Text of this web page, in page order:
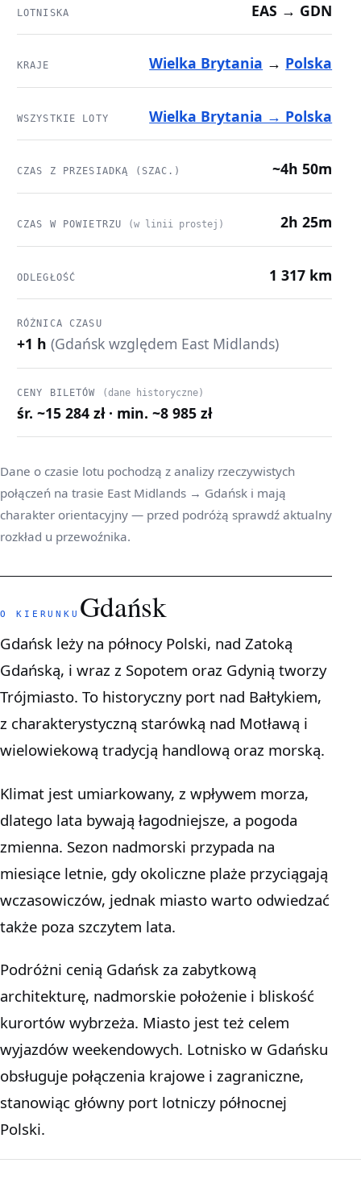
LOTNISKA EAS → GDN
KRAJE Wielka Brytania → Polska
WSZYSTKIE LOTY Wielka Brytania → Polska
CZAS Z PRZESIADKĄ (SZAC.) ~4h 50m
CZAS W POWIETRZU (w linii prostej) 2h 25m
ODLEGŁOŚĆ 1 317 km
RÓŻNICA CZASU
+1 h (Gdańsk względem East Midlands)
CENY BILETÓW (dane historyczne)
śr. ~15 284 zł · min. ~8 985 zł
Dane o czasie lotu pochodzą z analizy rzeczywistych
połączeń na trasie East Midlands → Gdańsk i mają
charakter orientacyjny — przed podróżą sprawdź aktualny
rozkład u przewoźnika.
O KIERUNKU Gdańsk
Gdańsk leży na północy Polski, nad Zatoką
Gdańską, i wraz z Sopotem oraz Gdynią tworzy
Trójmiasto. To historyczny port nad Bałtykiem,
z charakterystyczną starówką nad Motławą i
wielowiekową tradycją handlową oraz morską.
Klimat jest umiarkowany, z wpływem morza,
dlatego lata bywają łagodniejsze, a pogoda
zmienna. Sezon nadmorski przypada na
miesiące letnie, gdy okoliczne plaże przyciągają
wczasowiczów, jednak miasto warto odwiedzać
także poza szczytem lata.
Podróżni cenią Gdańsk za zabytkową
architekturę, nadmorskie położenie i bliskość
kurortów wybrzeża. Miasto jest też celem
wyjazdów weekendowych. Lotnisko w Gdańsku
obsługuje połączenia krajowe i zagraniczne,
stanowiąc główny port lotniczy północnej
Polski.